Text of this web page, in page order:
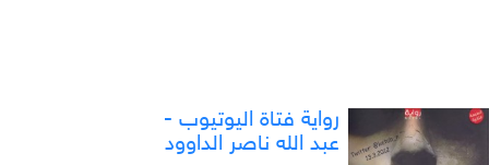
رواية فتاة اليوتيوب -
عبد الله ناصر الداوود